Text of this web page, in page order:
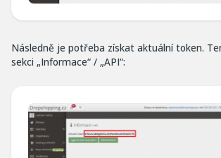
Následně je potřeba získat aktuální token.
sekci „Informace“ / „API“: